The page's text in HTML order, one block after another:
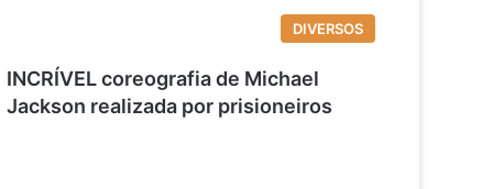
DIVERSOS
INCRÍVEL coreografia de Michael
Jackson realizada por prisioneiros